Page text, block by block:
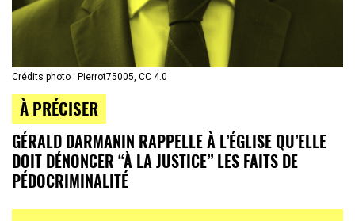
Crédits photo : Pierrot75005, CC 4.0
À PRÉCISER
GÉRALD DARMANIN RAPPELLE À L’ÉGLISE QU’ELLE
DOIT DÉNONCER “À LA JUSTICE” LES FAITS DE
PÉDOCRIMINALITÉ